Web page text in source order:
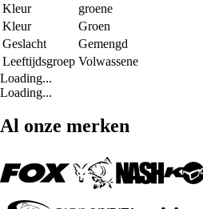
Kleur
groene
Kleur
Groen
Geslacht
Gemengd
Leeftijdsgroep Volwassene
Loading...
Loading...
Al onze merken